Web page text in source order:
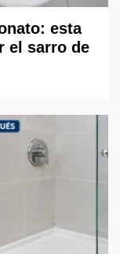
esta
el sarro de